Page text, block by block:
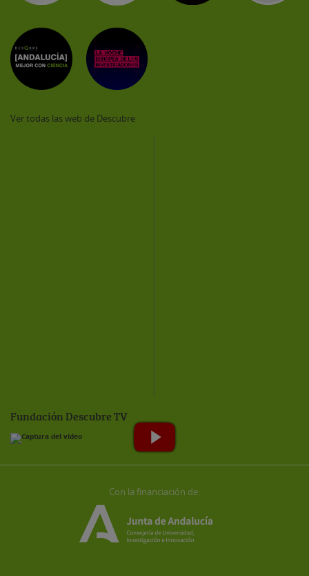
Ver todas las web de Descubre
Fundación Descubre TV
Con la financiación de: